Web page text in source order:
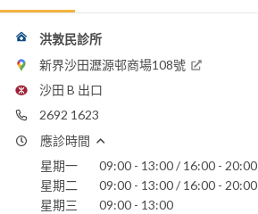
whan@netvigator.com
聖德肋撒醫院
洪敦民診所
新界沙田瀝源邨商場108號
沙田 B 出口
2692 1623
應診時間
星期一
09:00 - 13:00 / 16:00 - 20:00
星期二
09:00 - 13:00 / 16:00 - 20:00
星期三
09:00 - 13:00